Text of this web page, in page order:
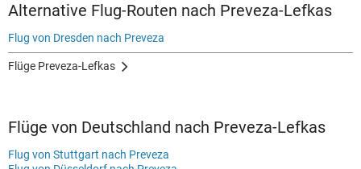
Alternative Flug-Routen nach Preveza-Lefkas
Flug von Dresden nach Preveza
Flüge Preveza-Lefkas
Flüge von Deutschland nach Preveza-Lefkas
Flug von Stuttgart nach Preveza